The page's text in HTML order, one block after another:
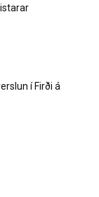
í Firði á